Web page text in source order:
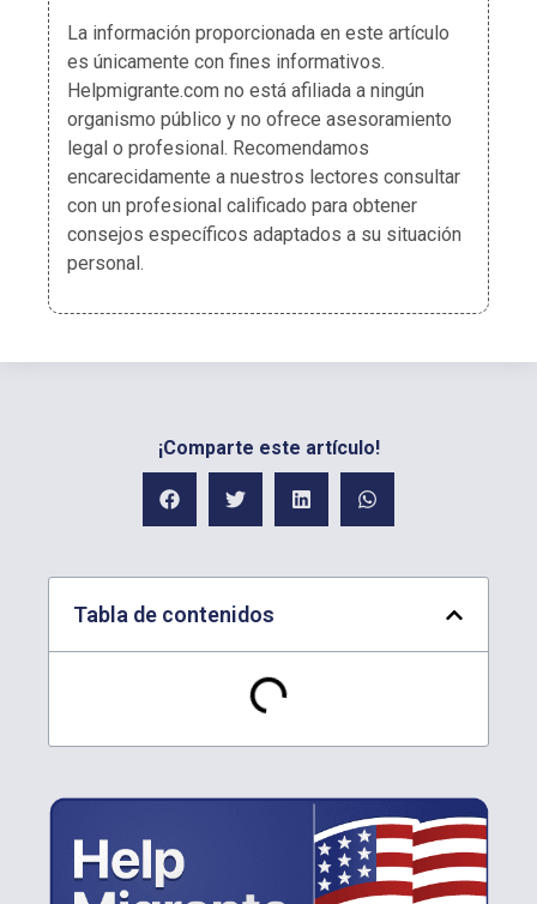
La información proporcionada en este artículo
es únicamente con fines informativos.
Helpmigrante.com no está afiliada a ningún
organismo público y no ofrece asesoramiento
legal o profesional. Recomendamos
encarecidamente a nuestros lectores consultar
con un profesional calificado para obtener
consejos específicos adaptados a su situación
personal.
¡Comparte este artículo!
Tabla de contenidos